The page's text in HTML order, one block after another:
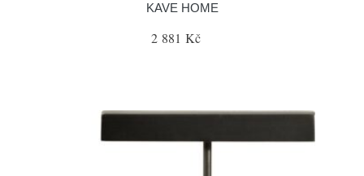
KAVE HOME
2 881 Kč